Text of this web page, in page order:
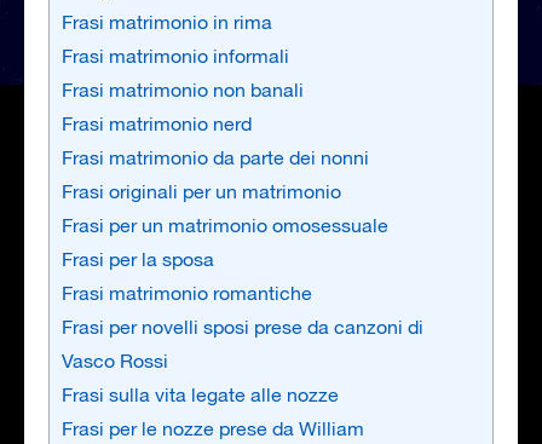
Frasi matrimonio in rima
Frasi matrimonio informali
Frasi matrimonio non banali
Frasi matrimonio nerd
Frasi matrimonio da parte dei nonni
Frasi originali per un matrimonio
Frasi per un matrimonio omosessuale
Frasi per la sposa
Frasi matrimonio romantiche
Frasi per novelli sposi prese da canzoni di
Vasco Rossi
Frasi sulla vita legate alle nozze
Frasi per le nozze prese da William